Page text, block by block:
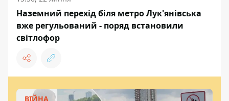
Наземний перехід біля метро Лук'янівська
вже регульований - поряд встановили
світлофор
ВІЙНА